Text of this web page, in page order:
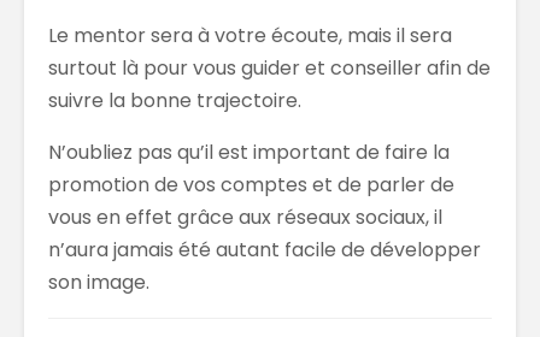
Le mentor sera à votre écoute, mais il sera
surtout là pour vous guider et conseiller afin de
suivre la bonne trajectoire.
N’oubliez pas qu’il est important de faire la
promotion de vos comptes et de parler de
vous en effet grâce aux réseaux sociaux, il
n’aura jamais été autant facile de développer
son image.